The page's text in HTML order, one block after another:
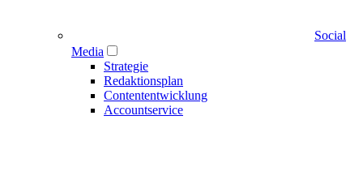
Social
Media
Strategie
Redaktionsplan
Contententwicklung
Accountservice